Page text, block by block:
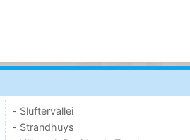
- Sluftervallei
- Strandhuys